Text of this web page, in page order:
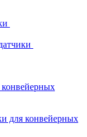
для конвейерных